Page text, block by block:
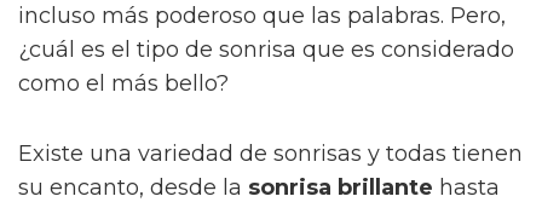
incluso más poderoso que las palabras. Pero,
¿cuál es el tipo de sonrisa que es considerado
como el más bello?
Existe una variedad de sonrisas y todas tienen
su encanto, desde la sonrisa brillante hasta